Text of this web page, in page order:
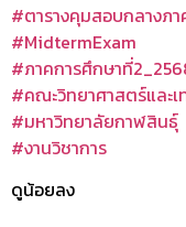
#ตารางคุมสอบกลางภา
#MidtermExam
#ภาคการศึกษาที่
#คณะวิทยาศาสตร์และ
#มหาวิทยาลัยกาฬสินธุ์
#งานวิชาการ
ดูน้อยลง